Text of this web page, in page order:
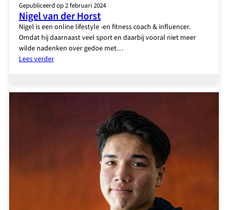
Gepubliceerd op 2 februari 2024
Nigel van der Horst
Nigel is een online lifestyle -en fitness coach & influencer.
Omdat hij daarnaast veel sport en daarbij vooral niet meer
wilde nadenken over gedoe met…
Lees verder:
der